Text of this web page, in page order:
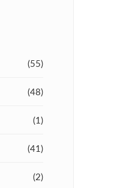
(55)
(48)
(1)
(41)
(2)